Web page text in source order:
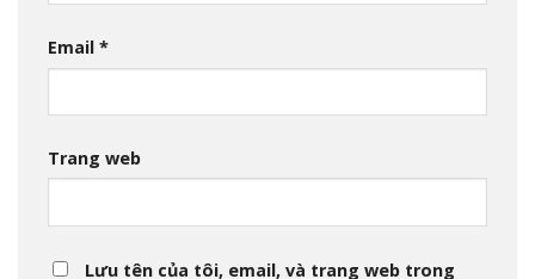
Email *
Trang web
Lưu tên của tôi, email, và trang web trong